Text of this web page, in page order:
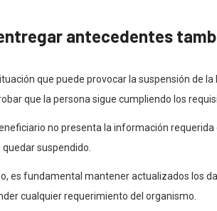
antecedentes
que puede provocar la suspensión de
que la persona sigue cumpliendo los
no presenta la información
quedar suspendido.
es fundamental mantener actualizados los
cualquier requerimiento del organismo.